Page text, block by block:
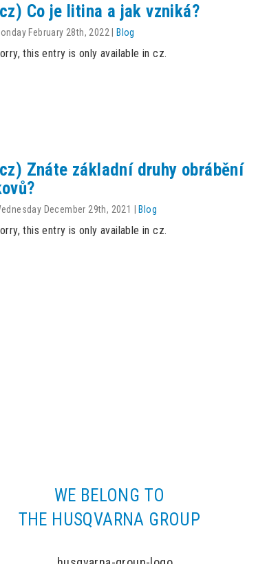
Co je litina a jak vzniká?
February 28th, 2022 Blog
this entry is only available in cz.
Znáte základní druhy obrábění
December 29th, 2021 Blog
this entry is only available in cz.
WE BELONG TO
THE HUSQVARNA GROUP